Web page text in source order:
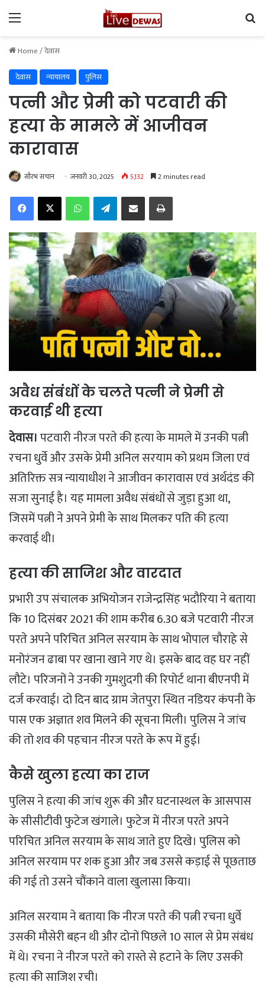
Menu
Home/देवास
देवास
न्यायालय पुलिस
पत्नी और प्रेमी को पटवारी की
हत्या के मामले में आजीवन
कारावास
सौरभ सचान जनवरी 30, 2025 5,132 2 minutes read
FacebookX WhatsAppTelegramShare via Email Print
अवैध संबंधों के चलते पत्नी ने प्रेमी से
करवाई थी हत्या
देवास।पटवारी नीरज परते की हत्या के मामले में उनकी पत्नी
रचना धुर्वे और उसके प्रेमी अनिल सरयाम को प्रथम जिला एवं
अतिरिक्त सत्र न्यायाधीश ने आजीवन कारावास एवं अर्थदंड की
सजा सुनाई है। यह मामला अवैध संबंधों से जुड़ा हुआ था,
जिसमें पत्नी ने अपने प्रेमी के साथ मिलकर पति की हत्या
करवाई थी।
हत्या की साजिश और वारदात
प्रभारी उप संचालक अभियोजन राजेन्द्रसिंह भदौरिया ने बताया
कि 10 दिसंबर 2021 की शाम करीब 6.30 बजे पटवारी नीरज
परते अपने परिचित अनिल सरयाम के साथ भोपाल चौराहे से
मनोरंजन ढाबा पर खाना खाने गए थे। इसके बाद वह घर नहीं
लौटे। परिजनों ने उनकी गुमशुदगी की रिपोर्ट थाना बीएनपी में
दर्ज करवाई। दो दिन बाद ग्राम जेतपुरा स्थित नडियर कंपनी के
पास एक अज्ञात शव मिलने की सूचना मिली। पुलिस ने जांच
की तो शव की पहचान नीरज परते के रूप में हुई।
कैसे खुला हत्या का राज
पुलिस ने हत्या की जांच शुरू की और घटनास्थल के आसपास
के सीसीटीवी फुटेज खंगाले। फुटेज में नीरज परते अपने
परिचित अनिल सरयाम के साथ जाते हुए दिखे। पुलिस को
अनिल सरयाम पर शक हुआ और जब उससे कड़ाई से पूछताछ
की गई तो उसने चौंकाने वाला खुलासा किया।
अनिल सरयाम ने बताया कि नीरज परते की पत्नी रचना धुर्वे
उसकी मौसेरी बहन थी और दोनों पिछले 10 साल से प्रेम संबंध
में थे। रचना ने नीरज परते को रास्ते से हटाने के लिए उसकी
हत्या की साजिश रची।